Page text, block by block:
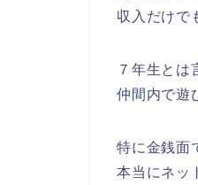
収入だけで
７年生とは
仲間内で遊
特に金銭面
本当にネッ